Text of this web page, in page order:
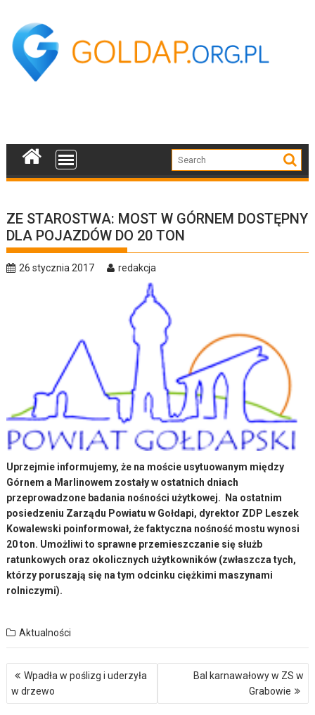
content
ZE STAROSTWA: MOST W GÓRNEM DOSTĘPNY
DLA POJAZDÓW DO 20 TON
26 stycznia 2017 redakcja
Uprzejmie informujemy, że na moście usytuowanym między
Górnem a Marlinowem zostały w ostatnich dniach
przeprowadzone badania nośności użytkowej. Na ostatnim
posiedzeniu Zarządu Powiatu w Gołdapi, dyrektor ZDP Leszek
Kowalewski poinformował, że faktyczna nośność mostu wynosi
20 ton. Umożliwi to sprawne przemieszczanie się służb
ratunkowych oraz okolicznych użytkowników (zwłaszcza tych,
którzy poruszają się na tym odcinku ciężkimi maszynami
rolniczymi).
Aktualności
Nawigacja
wpisu
Wpadła w poślizg i uderzyła
w drzewo
Bal karnawałowy w ZS w
Grabowie